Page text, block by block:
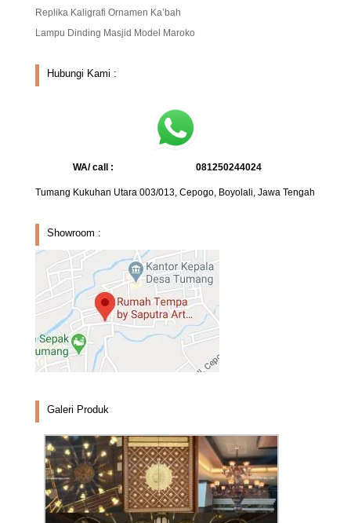
Replika Kaligrafi Ornamen Ka’bah
Lampu Dinding Masjid Model Maroko
Hubungi Kami :
WA/ call : 081250244024
Tumang Kukuhan Utara 003/013, Cepogo, Boyolali, Jawa Tengah
Showroom :
Galeri Produk